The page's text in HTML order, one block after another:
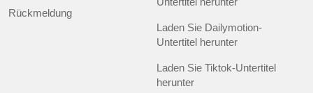
Rückmeldung
Laden Sie Dailymotion-
Untertitel herunter
Laden Sie Tiktok-Untertitel
herunter